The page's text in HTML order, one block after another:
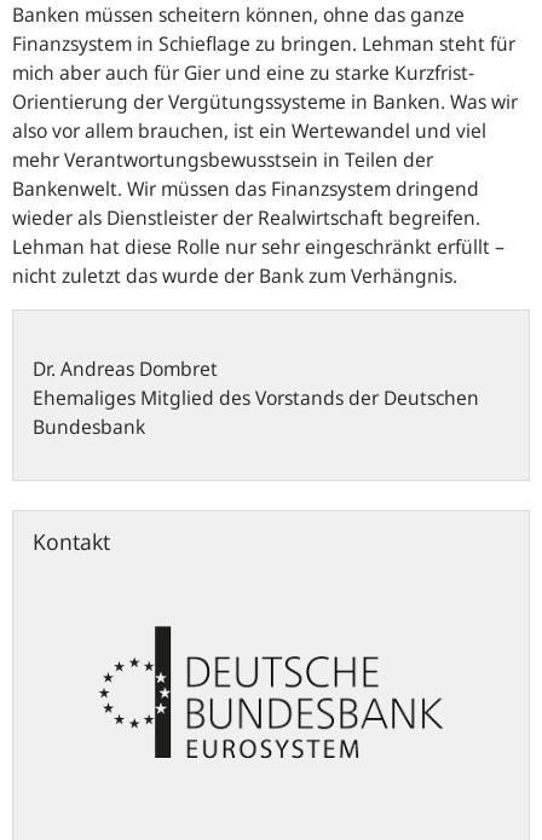
Banken müssen scheitern können, ohne das ganze
Finanzsystem in Schieflage zu bringen. Lehman steht für
mich aber auch für Gier und eine zu starke Kurzfrist-
Orientierung der Vergütungssysteme in Banken. Was wir
also vor allem brauchen, ist ein Wertewandel und viel
mehr Verantwortungsbewusstsein in Teilen der
Bankenwelt. Wir müssen das Finanzsystem dringend
wieder als Dienstleister der Realwirtschaft begreifen.
Lehman hat diese Rolle nur sehr eingeschränkt erfüllt –
nicht zuletzt das wurde der Bank zum Verhängnis.
Dr. Andreas Dombret
Ehemaliges Mitglied des Vorstands der Deutschen
Bundesbank
Kontakt